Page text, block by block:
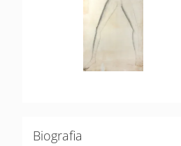
Biografia